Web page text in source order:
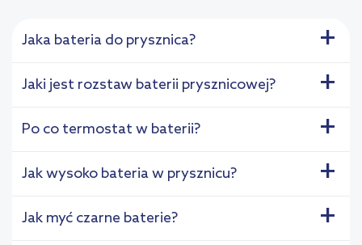
Jaka bateria do prysznica? +
Jaki jest rozstaw baterii prysznicowej? +
Po co termostat w baterii? +
Jak wysoko bateria w prysznicu? +
Jak myć czarne baterie? +